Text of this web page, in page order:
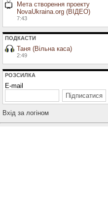
Мета створення проекту
NovaUkraina.org (ВІДЕО)
7:43
ПОДКАСТИ
Таня (Вільна каса)
2:49
РОЗСИЛКА
E-mail
Вхiд за логiном